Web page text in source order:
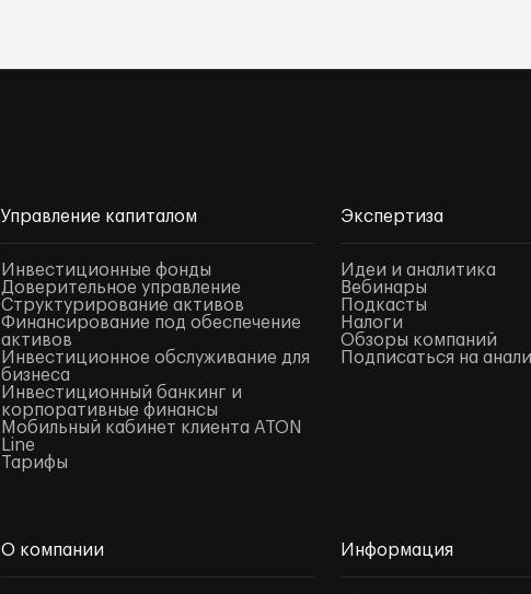
Управление капиталом
Инвестиционные фонды
Доверительное управление
Структурирование активов
Финансирование под обеспечение
активов
Инвестиционное обслуживание для
бизнеса
Инвестиционный банкинг и
корпоративные финансы
Мобильный кабинет клиента ATON
Line
Тарифы
Экспертиза
Идеи и аналитика
Вебинары
Подкасты
Налоги
Обзоры компаний
Подписаться на
О компании Информация